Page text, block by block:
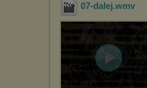
07-dalej.wmv